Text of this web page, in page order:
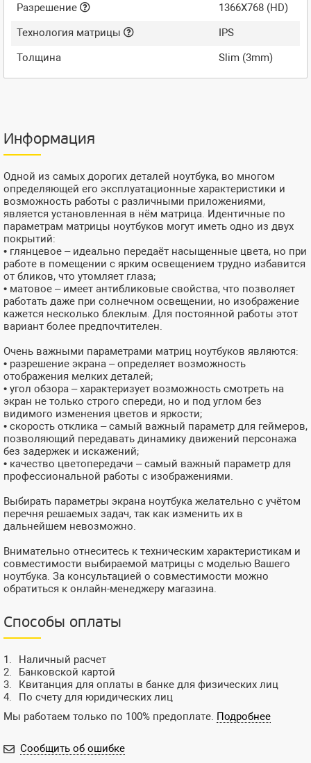
Разрешение
1366X768 (HD)
Технология матрицы
IPS
Толщина
Slim (3mm)
Информация
Одной из самых дорогих деталей ноутбука, во многом
определяющей его эксплуатационные характеристики и
возможность работы с различными приложениями,
является установленная в нём матрица. Идентичные по
параметрам матрицы ноутбуков могут иметь одно из двух
покрытий:
• глянцевое – идеально передаёт насыщенные цвета, но при
работе в помещении с ярким освещением трудно избавится
от бликов, что утомляет глаза;
• матовое – имеет антибликовые свойства, что позволяет
работать даже при солнечном освещении, но изображение
кажется несколько блеклым. Для постоянной работы этот
вариант более предпочтителен.
Очень важными параметрами матриц ноутбуков являются:
• разрешение экрана – определяет возможность
отображения мелких деталей;
• угол обзора – характеризует возможность смотреть на
экран не только строго спереди, но и под углом без
видимого изменения цветов и яркости;
• скорость отклика – самый важный параметр для геймеров,
позволяющий передавать динамику движений персонажа
без задержек и искажений;
• качество цветопередачи – самый важный параметр для
профессиональной работы с изображениями.
Выбирать параметры экрана ноутбука желательно с учётом
перечня решаемых задач, так как изменить их в
дальнейшем невозможно.
Внимательно отнеситесь к техническим характеристикам и
совместимости выбираемой матрицы с моделью Вашего
ноутбука. За консультацией о совместимости можно
обратиться к онлайн-менеджеру магазина.
Способы оплаты
Наличный расчет
Банковской картой
Квитанция для оплаты в банке для физических лиц
По счету для юридических лиц
Мы работаем только по 100% предоплате. Подробнее
Сообщить об ошибке